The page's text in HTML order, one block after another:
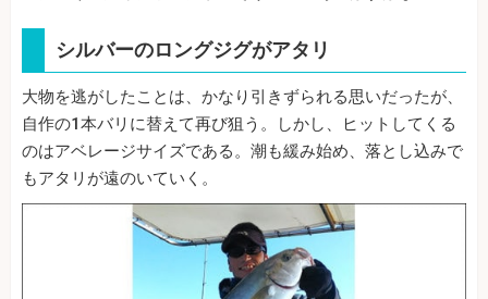
シルバーのロングジグがアタリ
大物を逃がしたことは、かなり引きずられる思いだったが、
自作の1本バリに替えて再び狙う。しかし、ヒットしてくる
のはアベレージサイズである。潮も緩み始め、落とし込みで
もアタリが遠のいていく。